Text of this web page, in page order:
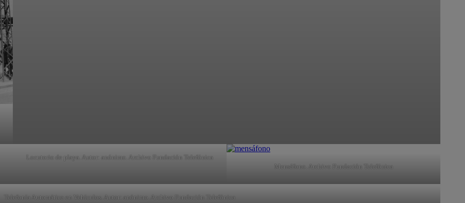
Locutorio de playa. Autor: anónimo. Archivo Fundación Telefónica
Mensáfono. Archivo Fundación Telefónica
Telefonía Automática en Vehículos. Autor: anónimo. Archivo Fundación Telefónica